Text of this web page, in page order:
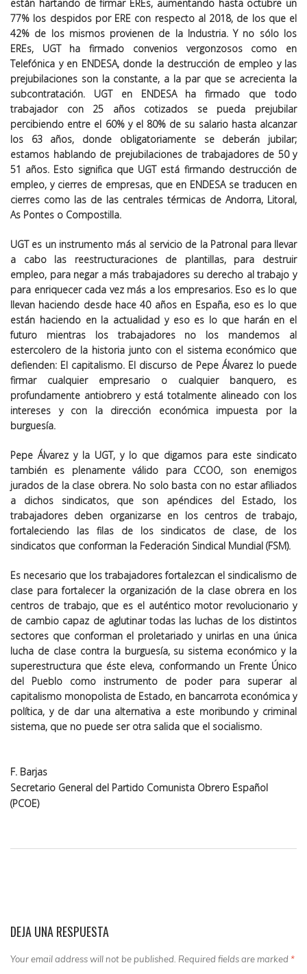
están hartando de firmar EREs, aumentando hasta octubre un
77% los despidos por ERE con respecto al 2018, de los que el
42% de los mismos provienen de la Industria. Y no sólo los
EREs, UGT ha firmado convenios vergonzosos como en
Telefónica y en ENDESA, donde la destrucción de empleo y las
prejubilaciones son la constante, a la par que se acrecienta la
subcontratación. UGT en ENDESA ha firmado que todo
trabajador con 25 años cotizados se pueda prejubilar
percibiendo entre el 60% y el 80% de su salario hasta alcanzar
los 63 años, donde obligatoriamente se deberán jubilar;
estamos hablando de prejubilaciones de trabajadores de 50 y
51 años. Esto significa que UGT está firmando destrucción de
empleo, y cierres de empresas, que en ENDESA se traducen en
cierres como las de las centrales térmicas de Andorra, Litoral,
As Pontes o Compostilla.
UGT es un instrumento más al servicio de la Patronal para llevar
a cabo las reestructuraciones de plantillas, para destruir
empleo, para negar a más trabajadores su derecho al trabajo y
para enriquecer cada vez más a los empresarios. Eso es lo que
llevan haciendo desde hace 40 años en España, eso es lo que
están haciendo en la actualidad y eso es lo que harán en el
futuro mientras los trabajadores no los mandemos al
estercolero de la historia junto con el sistema económico que
defienden: El capitalismo. El discurso de Pepe Álvarez lo puede
firmar cualquier empresario o cualquier banquero, es
profundamente antiobrero y está totalmente alineado con los
intereses y con la dirección económica impuesta por la
burguesía.
Pepe Álvarez y la UGT, y lo que digamos para este sindicato
también es plenamente válido para CCOO, son enemigos
jurados de la clase obrera. No solo basta con no estar afiliados
a dichos sindicatos, que son apéndices del Estado, los
trabajadores deben organizarse en los centros de trabajo,
fortaleciendo las filas de los sindicatos de clase, de los
sindicatos que conforman la Federación Sindical Mundial (FSM).
Es necesario que los trabajadores fortalezcan el sindicalismo de
clase para fortalecer la organización de la clase obrera en los
centros de trabajo, que es el auténtico motor revolucionario y
de cambio capaz de aglutinar todas las luchas de los distintos
sectores que conforman el proletariado y unirlas en una única
lucha de clase contra la burguesía, su sistema económico y la
superestructura que éste eleva, conformando un Frente Único
del Pueblo como instrumento de poder para superar al
capitalismo monopolista de Estado, en bancarrota económica y
política, y de dar una alternativa a este moribundo y criminal
sistema, que no puede ser otra salida que el socialismo.
F. Barjas
Secretario General del Partido Comunista Obrero Español
(PCOE)
DEJA UNA RESPUESTA
Your email address will not be published. Required fields are marked *